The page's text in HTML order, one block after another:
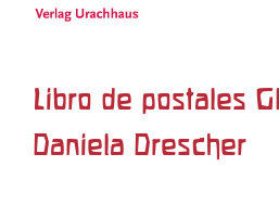
Libro de postales
Daniela Drescher